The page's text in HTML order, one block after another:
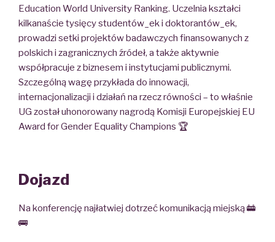
Education World University Ranking. Uczelnia kształci
kilkanaście tysięcy studentów_ek i doktorantów_ek,
prowadzi setki projektów badawczych finansowanych z
polskich i zagranicznych źródeł, a także aktywnie
współpracuje z biznesem i instytucjami publicznymi.
Szczególną wagę przykłada do innowacji,
internacjonalizacji i działań na rzecz równości – to właśnie
UG został uhonorowany nagrodą Komisji Europejskiej EU
Award for Gender Equality Champions 🏆
Dojazd
Na konferencję najłatwiej dotrzeć komunikacją miejską 🚋
🚌